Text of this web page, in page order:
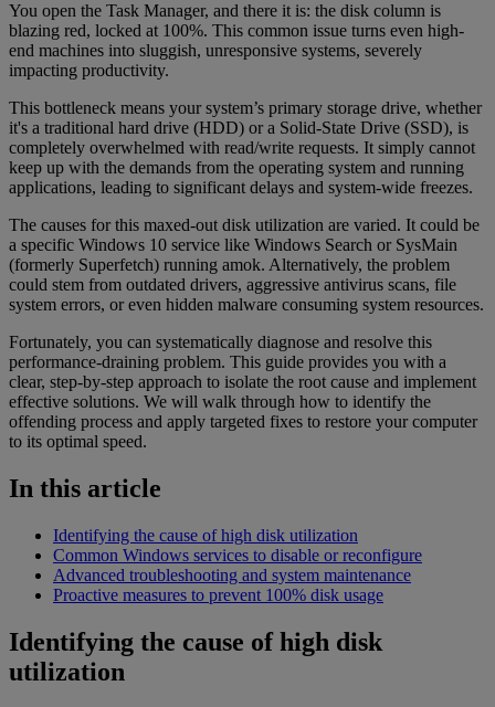
You open the Task Manager, and there it is: the disk column is
blazing red, locked at 100%. This common issue turns even high-
end machines into sluggish, unresponsive systems, severely
impacting productivity.
This bottleneck means your system’s primary storage drive, whether
it's a traditional hard drive (HDD) or a Solid-State Drive (SSD), is
completely overwhelmed with read/write requests. It simply cannot
keep up with the demands from the operating system and running
applications, leading to significant delays and system-wide freezes.
The causes for this maxed-out disk utilization are varied. It could be
a specific Windows 10 service like Windows Search or SysMain
(formerly Superfetch) running amok. Alternatively, the problem
could stem from outdated drivers, aggressive antivirus scans, file
system errors, or even hidden malware consuming system resources.
Fortunately, you can systematically diagnose and resolve this
performance-draining problem. This guide provides you with a
clear, step-by-step approach to isolate the root cause and implement
effective solutions. We will walk through how to identify the
offending process and apply targeted fixes to restore your computer
to its optimal speed.
In this article
Identifying the cause of high disk utilization
Common Windows services to disable or reconfigure
Advanced troubleshooting and system maintenance
Proactive measures to prevent 100% disk usage
Identifying the cause of high disk
utilization